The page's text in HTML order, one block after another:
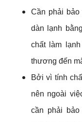
Cần phải bảo
dàn lạnh
chất làm
thương đến
Bởi vì tính
nên ngoài
cần phải